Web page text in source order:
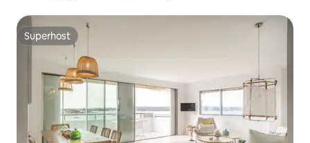
Superhost
Superhost